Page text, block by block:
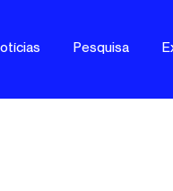
Pesquisa